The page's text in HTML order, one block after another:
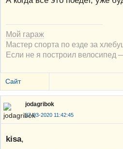
Мой гараж
Мастер спорта по езде за
Если не я построил велосипед
Сайт
jodagribok
27-03-2020 11:42:45
kisa,